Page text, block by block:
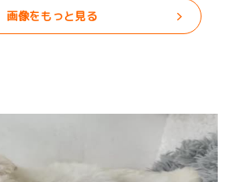
画像をもっと見る